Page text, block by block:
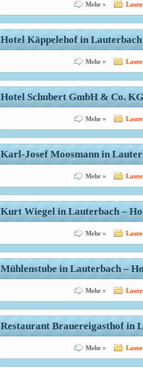
Mehr »
Hotel Käppelehof in
Mehr »
Hotel Schubert GmbH & Co.
Mehr »
Karl-Josef Moosmann in
Mehr »
Kurt Wiegel in Lauterbach –
Mehr »
Mühlenstube in Lauterbach –
Mehr »
Restaurant Brauereigasthof in
Mehr »